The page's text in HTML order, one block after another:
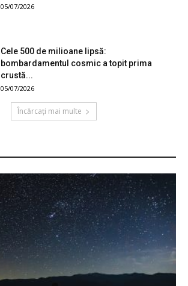
05/07/2026
Cele 500 de milioane lipsă:
bombardamentul cosmic a topit prima
crustă...
05/07/2026
Încărcați mai multe